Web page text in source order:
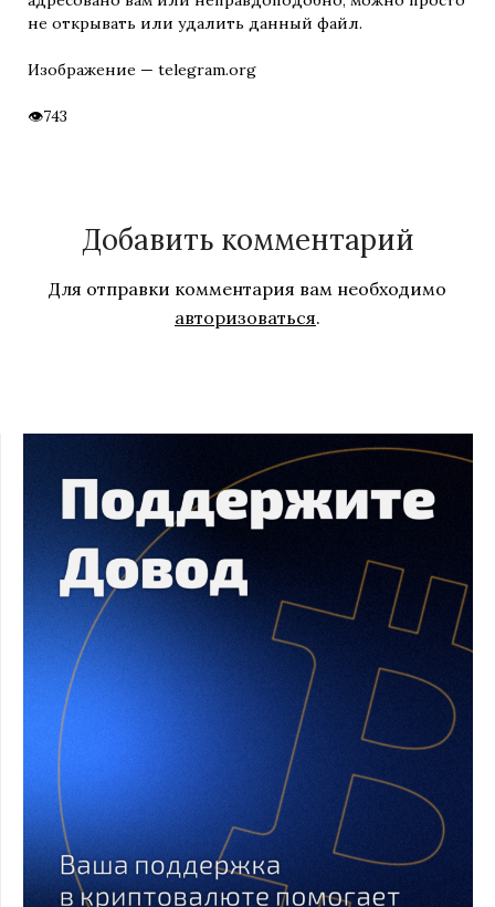
не открывать или удалить данный файл.
Изображение — telegram.org
743
Добавить комментарий
Для отправки комментария вам необходимо
авторизоваться.